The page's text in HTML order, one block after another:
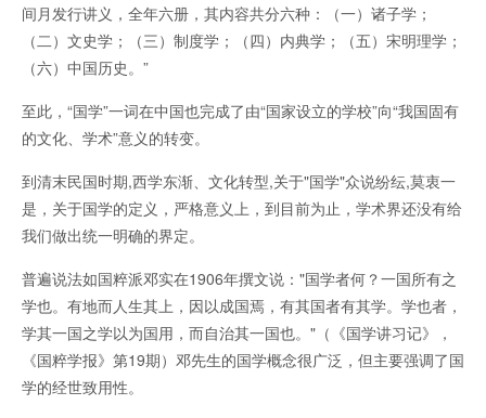
间月发行讲义，全年六册，其内容共分六种：（一）诸子学；
（二）文史学；（三）制度学；（四）内典学；（五）宋明理学；
（六）中国历史。”
至此，“国学”一词在中国也完成了由“国家设立的学校”向“我国固有
的文化、学术”意义的转变。
到清末民国时期,西学东渐、文化转型,关于"国学"众说纷纭,莫衷一
是，关于国学的定义，严格意义上，到目前为止，学术界还没有给
我们做出统一明确的界定。
普遍说法如国粹派邓实在1906年撰文说："国学者何？一国所有之
学也。有地而人生其上，因以成国焉，有其国者有其学。学也者，
学其一国之学以为国用，而自治其一国也。"（《国学讲习记》，
《国粹学报》第19期）邓先生的国学概念很广泛，但主要强调了国
学的经世致用性。